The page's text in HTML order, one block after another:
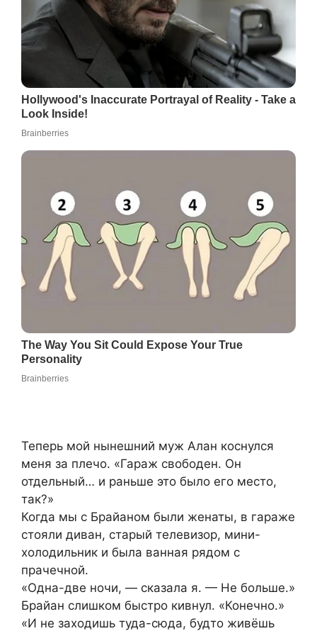
Теперь мой нынешний муж Алан коснулся
меня за плечо. «Гараж свободен. Он
отдельный… и раньше это было его место,
так?»
Когда мы с Брайаном были женаты, в гараже
стояли диван, старый телевизор, мини-
холодильник и была ванная рядом с
прачечной.
«Одна-две ночи, — сказала я. — Не больше.»
Брайан слишком быстро кивнул. «Конечно.»
«И не заходишь туда-сюда, будто живёшь